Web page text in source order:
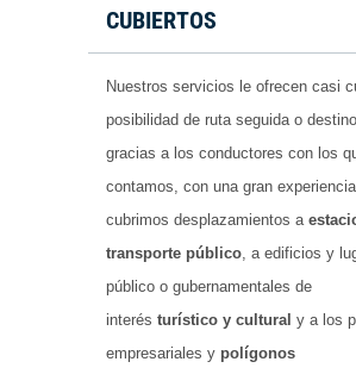
CUBIERTOS
Nuestros servicios le ofrecen casi
posibilidad de ruta seguida o
gracias a los conductores con los
contamos, con una gran
cubrimos desplazamientos a
transporte público , a edificios y
público o gubernamentales de
interés turístico y cultural y a los
empresariales y polígonos